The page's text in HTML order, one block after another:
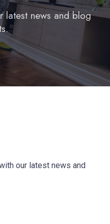
latest news and blog
our latest news and